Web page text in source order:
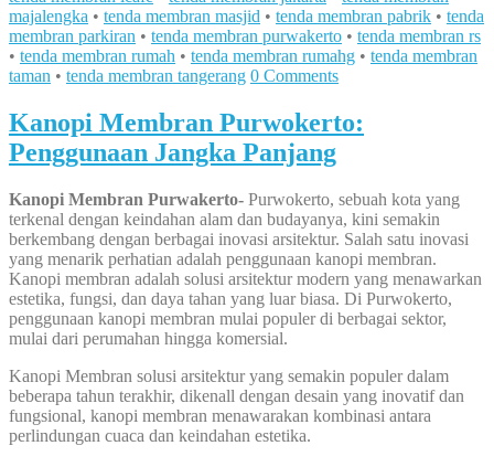
majalengka • tenda membran masjid • tenda membran pabrik • tenda
membran parkiran • tenda membran purwakerto • tenda membran rs
• tenda membran rumah • tenda membran rumahg • tenda membran
taman • tenda membran tangerang 0 Comments
Kanopi Membran Purwokerto:
Penggunaan Jangka Panjang
Kanopi Membran Purwakerto- Purwokerto, sebuah kota yang
terkenal dengan keindahan alam dan budayanya, kini semakin
berkembang dengan berbagai inovasi arsitektur. Salah satu inovasi
yang menarik perhatian adalah penggunaan kanopi membran.
Kanopi membran adalah solusi arsitektur modern yang menawarkan
estetika, fungsi, dan daya tahan yang luar biasa. Di Purwokerto,
penggunaan kanopi membran mulai populer di berbagai sektor,
mulai dari perumahan hingga komersial.
Kanopi Membran solusi arsitektur yang semakin populer dalam
beberapa tahun terakhir, dikenall dengan desain yang inovatif dan
fungsional, kanopi membran menawarakan kombinasi antara
perlindungan cuaca dan keindahan estetika.